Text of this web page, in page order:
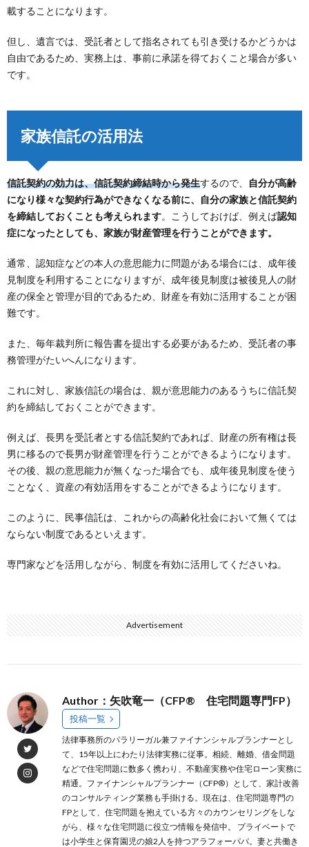
載することになります。
但し、遺言では、受託者として指名されても引き受けるかどうかは
自由であるため、実務上は、事前に承諾を得ておくこと場合が多い
です。
家族信託の活用法
信託契約の効力は、信託契約締結時から発生するので、
自分が高齢
になり様々な契約行為ができなくなる前に、自分の家族と信託契約
を締結しておくことも考えられます。こうしておけば、例えば認知
症になったとしても、家族が財産管理を行うことができます。
通常、認知症などの本人の意思能力に問題がある場合には、成年後
見制度を利用することになりますが、成年後見制度は被後見人の財
産の保全と管理が目的であるため、財産を有効に活用することが困
難です。
また、毎年裁判所に報告書を提出する必要があるため、受託者の事
務管理がたいへんになります。
これに対し、家族信託の場合は、親が意思能力のあるうちに信託契
約を締結しておくことができます。
例えば、長男を受託者とする信託契約であれば、財産の所有権は長
男に移るので長男が財産管理を行うことができるようになります。
その後、親の意思能力が無くなった場合でも、成年後見制度を使う
ことなく、資産の有効活用をすることができるようになります。
このように、民事信託は、これからの高齢化社会において無くては
ならない制度であるといえます。
専門家などを活用しながら、制度を有効に活用してくださいね。
Advertisement
Author：矢吹竜一（CFP® 住宅問題専門FP）
投稿一覧
法律事務所のパラリーガル兼ファイナンシャルプランナーとし
て、15年以上にわたり法律実務に従事。相続、離婚、借金問題
などで住宅問題に数多く携わり、不動産実務や住宅ローン実務に
精通。ファイナンシャルプランナー（CFP®）として、家計改善
のコンサルティング業務も手掛ける。現在は、住宅問題専門の
FPとして、住宅問題を抱えている方々のカウンセリングをしな
がら、様々な住宅問題に役立つ情報を発信中。 プライベートで
は小学生と保育園児の娘2人を持つアラフォーパパ。妻と共働き